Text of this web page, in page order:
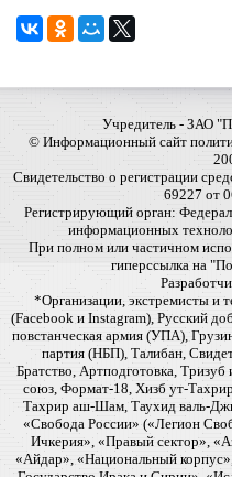
Учредитель - ЗАО
© Информационный сайт
Свидетельство о регистрации
69227 от
Регистрирующий орган:
информационных
При полном или частичном
гиперссылка на
*Организации, экстремисты и
(Facebook и Instagram), Русский
повстанческая армия (УПА),
партия (НБП), Талибан,
Братство, Артподготовка,
союз, Формат-18, Хизб ут-
Тахрир аш-Шам, Таухид валь-
«Свобода России» («Легион
Ичкерия», «Правый сектор»,
«Айдар», «Национальный